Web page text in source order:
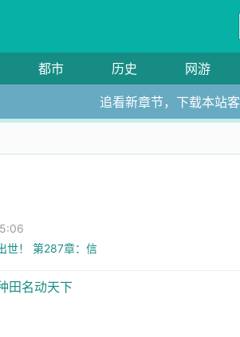
都市 历史 网游
追看新章节，下载本站
世！ 第287章：信
田名动天下